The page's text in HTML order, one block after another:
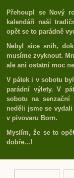
Přehoupl se Nový
kalendáři naší
opět se to parádně
Nebyl sice sníh,
musíme zvyknout.
ale ani ostatní moc
V pátek i v sobotu
parádní výlety. V
sobotu na
neděli jsme se
v pivovaru Born.
Myslím, že se to
dobře...!